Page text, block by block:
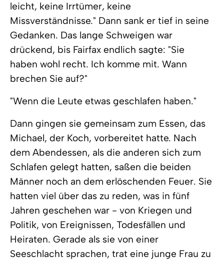
leicht, keine Irrtümer, keine
Missverständnisse." Dann sank er tief in seine
Gedanken. Das lange Schweigen war
drückend, bis Fairfax endlich sagte: "Sie
haben wohl recht. Ich komme mit. Wann
brechen Sie auf?"
"Wenn die Leute etwas geschlafen haben."
Dann gingen sie gemeinsam zum Essen, das
Michael, der Koch, vorbereitet hatte. Nach
dem Abendessen, als die anderen sich zum
Schlafen gelegt hatten, saßen die beiden
Männer noch an dem erlöschenden Feuer. Sie
hatten viel über das zu reden, was in fünf
Jahren geschehen war - von Kriegen und
Politik, von Ereignissen, Todesfällen und
Heiraten. Gerade als sie von einer
Seeschlacht sprachen, trat eine junge Frau zu